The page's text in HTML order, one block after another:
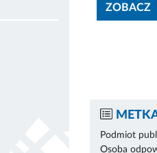
ZOBACZ
Podmiot
Osoba